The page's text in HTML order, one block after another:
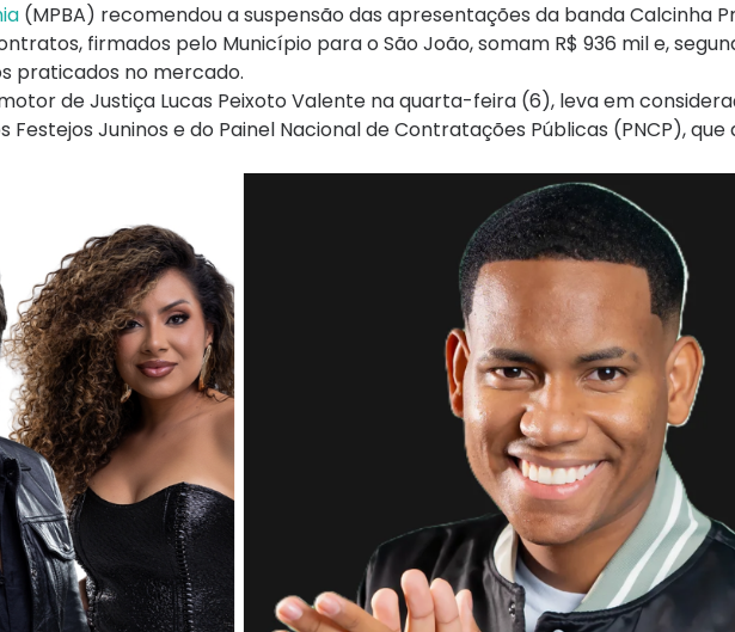
(MPBA) recomendou a suspensão das apresentações da banda Calcinha
firmados pelo Município para o São João, somam R$ 936 mil e,
praticados no mercado.
de Justiça Lucas Peixoto Valente na quarta-feira (6), leva em
Festejos Juninos e do Painel Nacional de Contratações Públicas (PNCP),